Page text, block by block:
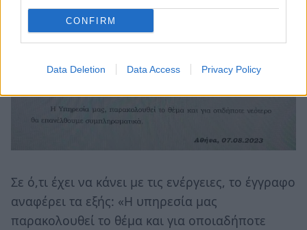
CONFIRM
Data Deletion Data Access Privacy Policy
Σε ό,τι έχει να κάνει με τις ενέργειες, το έγγραφο
αναφέρει τα εξής: «Η υπηρεσία μας
παρακολουθεί το θέμα και για οποιαδήποτε